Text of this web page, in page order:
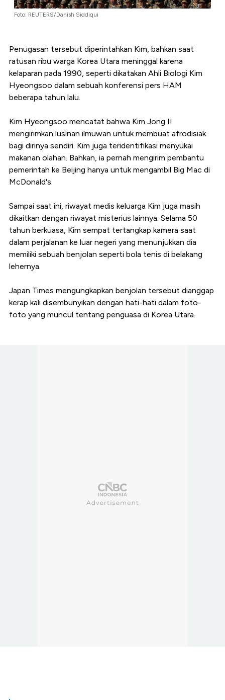
Foto: REUTERS/Danish Siddiqui
Penugasan tersebut diperintahkan Kim, bahkan saat
ratusan ribu warga Korea Utara meninggal karena
kelaparan pada 1990, seperti dikatakan Ahli Biologi Kim
Hyeongsoo dalam sebuah konferensi pers HAM
beberapa tahun lalu.
Kim Hyeongsoo mencatat bahwa Kim Jong II
mengirimkan lusinan ilmuwan untuk membuat afrodisiak
bagi dirinya sendiri. Kim juga teridentifikasi menyukai
makanan olahan. Bahkan, ia pernah mengirim pembantu
pemerintah ke Beijing hanya untuk mengambil Big Mac di
McDonald's.
Sampai saat ini, riwayat medis keluarga Kim juga masih
dikaitkan dengan riwayat misterius lainnya. Selama 50
tahun berkuasa, Kim sempat tertangkap kamera saat
dalam perjalanan ke luar negeri yang menunjukkan dia
memiliki sebuah benjolan seperti bola tenis di belakang
lehernya.
Japan Times mengungkapkan benjolan tersebut dianggap
kerap kali disembunyikan dengan hati-hati dalam foto-
foto yang muncul tentang penguasa di Korea Utara.